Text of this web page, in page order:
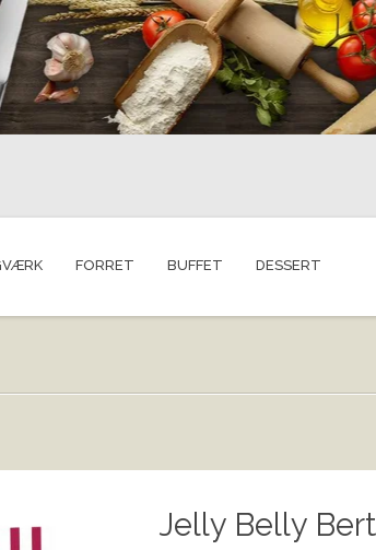
FORRET BUFFET DESSERT
Jelly Belly